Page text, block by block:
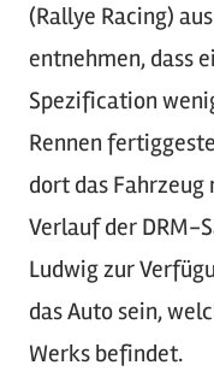
(Rallye Racing)
entnehmen, dass
Spezification
Rennen
dort das
Verlauf der DRM-
Ludwig zur
das Auto sein,
Werks befindet.